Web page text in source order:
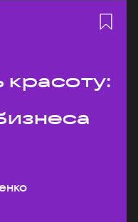
красоту: